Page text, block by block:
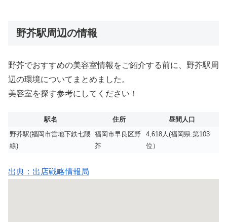
野芥駅周辺の情報
野芥でおすすめの美容室情報をご紹介する前に、野芥駅周
辺の環境についてまとめました。
美容室を探す参考にしてください！
駅名 住所
昼間人口
野芥駅(福岡市営地下鉄七隈
線)
福岡市早良区野
芥
4,618人(福岡県:第103
位）
出典：出店戦略情報局